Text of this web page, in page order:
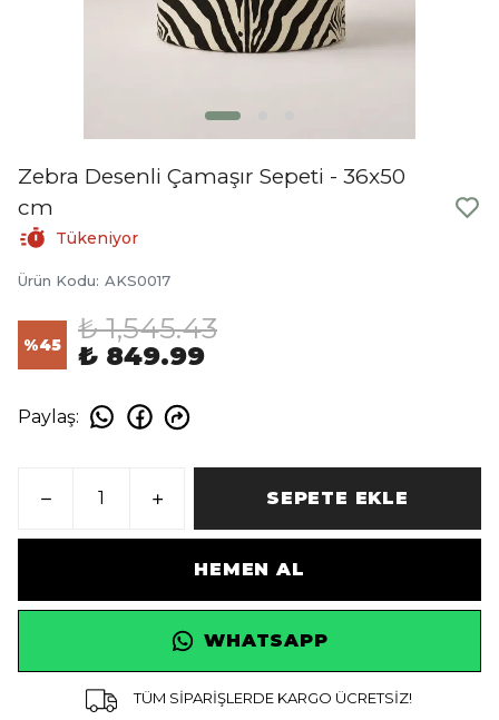
Zebra Desenli Çamaşır Sepeti - 36x50
cm
Tükeniyor
Ürün Kodu: AKS0017
%45 ₺ 1,545.43
₺ 849.99
Paylaş:
SEPETE EKLE
HEMEN AL
WHATSAPP
TÜM SİPARİŞLERDE KARGO ÜCRETSİZ!